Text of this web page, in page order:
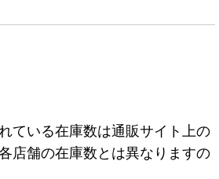
ている在庫数は通販サイト上の
店舗の在庫数とは異なりますの